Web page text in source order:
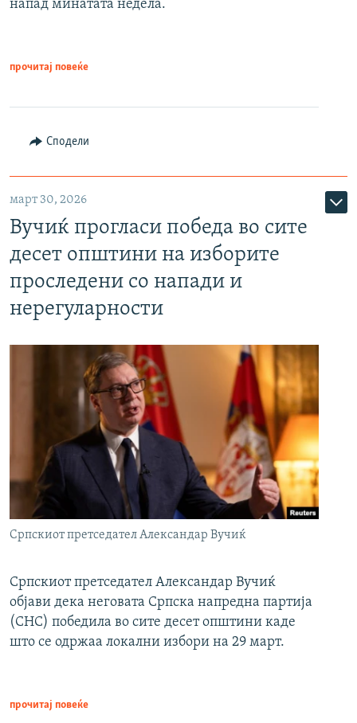
напад минатата недела.
прочитај повеќе
Сподели
март 30, 2026
Вучиќ прогласи победа во сите
десет општини на изборите
проследени со напади и
нерегуларности
Српскиот претседател Александар Вучиќ
Српскиот претседател Александар Вучиќ
објави дека неговата Српска напредна партија
(СНС) победила во сите десет општини каде
што се одржаа локални избори на 29 март.
прочитај повеќе